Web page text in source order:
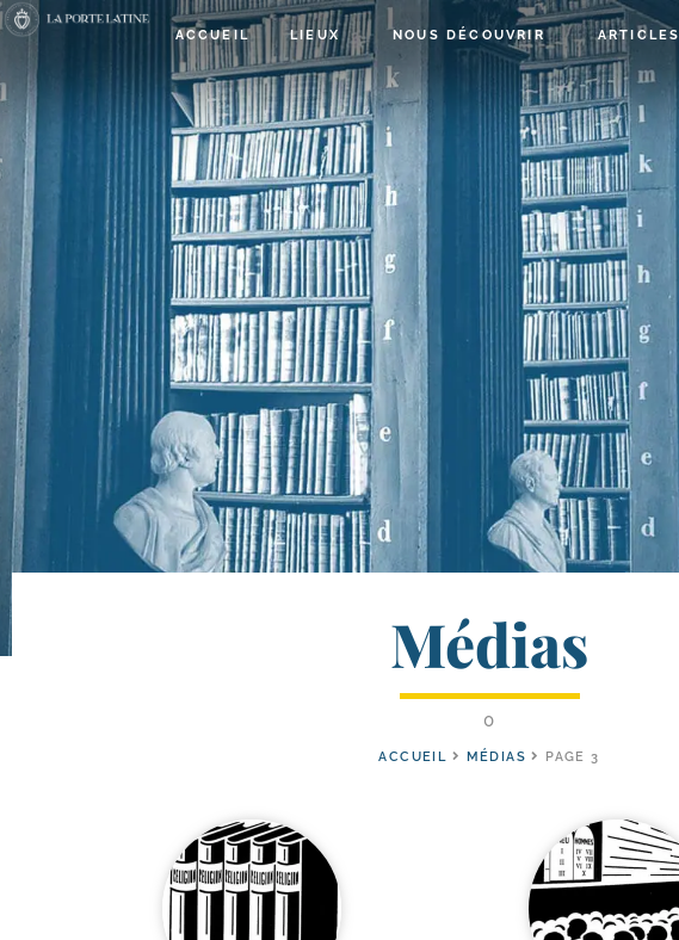
ACCUEIL LIEUX NOUS DÉCOUVRIR ARTICLES
Médias
0
ACCUEIL MÉDIAS PAGE 3